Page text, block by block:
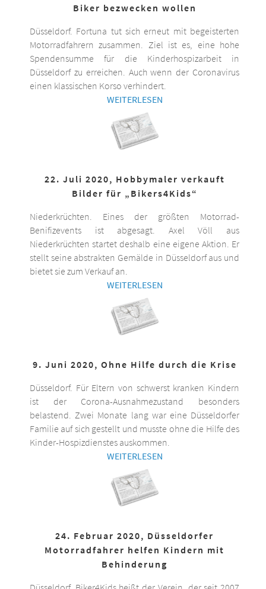
Biker bezwecken wollen
Düsseldorf. Fortuna tut sich erneut mit begeisterten
Motorradfahrern zusammen. Ziel ist es, eine hohe
Spendensumme für die Kinderhospizarbeit in
Düsseldorf zu erreichen. Auch wenn der Coronavirus
einen klassischen Korso verhindert.
WEITERLESEN
22. Juli 2020, Hobbymaler verkauft
Bilder für „Bikers4Kids“
Niederkrüchten. Eines der größten Motorrad-
Benifizevents ist abgesagt. Axel Völl aus
Niederkrüchten startet deshalb eine eigene Aktion. Er
stellt seine abstrakten Gemälde in Düsseldorf aus und
bietet sie zum Verkauf an.
WEITERLESEN
9. Juni 2020, Ohne Hilfe durch die Krise
Düsseldorf. Für Eltern von schwerst kranken Kindern
ist der Corona-Ausnahmezustand besonders
belastend. Zwei Monate lang war eine Düsseldorfer
Familie auf sich gestellt und musste ohne die Hilfe des
Kinder-Hospizdienstes auskommen.
WEITERLESEN
24. Februar 2020, Düsseldorfer
Motorradfahrer helfen Kindern mit
Behinderung